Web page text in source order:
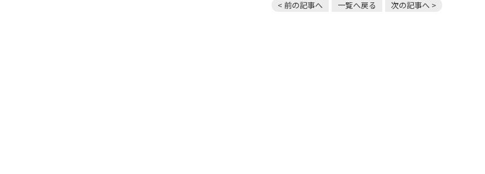
< 前の記事へ 一覧へ戻る 次の記事へ >